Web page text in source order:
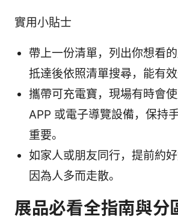
實用小貼士
帶上一份清單，列出你想看的
抵達後依照清單搜尋，能有效
攜帶可充電寶，現場有時會
APP 或電子導覽設備，保持
重要。
如家人或朋友同行，提前約
因為人多而走散。
展品必看全指南與分